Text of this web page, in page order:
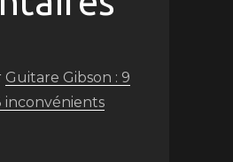
Guitare Gibson : 9
inconvénients